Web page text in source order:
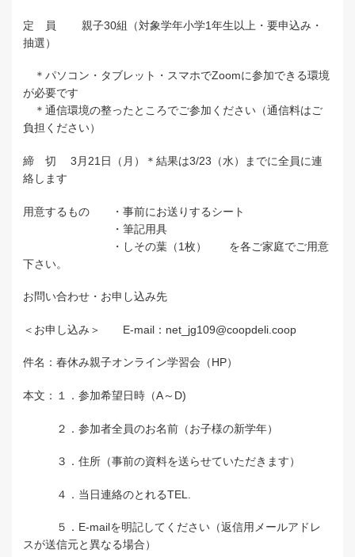
定 員 親子30組（対象学年小学1年生以上・要申込み・
抽選）
＊パソコン・タブレット・スマホでZoomに参加できる環境
が必要です
＊通信環境の整ったところでご参加ください（通信料はご
負担ください）
締 切3 月 21 日（月）＊結果は3/23 （水）までに全員に連
絡します
用意するもの ・事前にお送りするシート
・筆記用具
・しその葉（1枚） を各ご家庭でご用意
下さい。
お問い合わせ・お申し込み先
＜お申し込み＞ E-mail ： net_jg109@coopdeli.coop
件名：春休み親子オンライン学習会（HP）
本文：１．参加希望日時（A～D)
２．参加者全員のお名前（お子様の新学年）
３．住所（事前の資料を送らせていただきます）
４．当日連絡のとれるTEL.
５． E-mailを明記してください（返信用メールアドレ
スが送信元と異なる場合）